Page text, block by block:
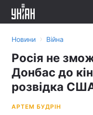
Новини › Війна
Росія не
Донбас до
розвідка
АРТЕМ БУДРІН